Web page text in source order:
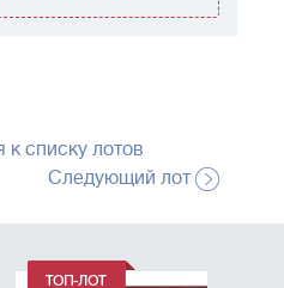
к списку лотов
Следующий лот